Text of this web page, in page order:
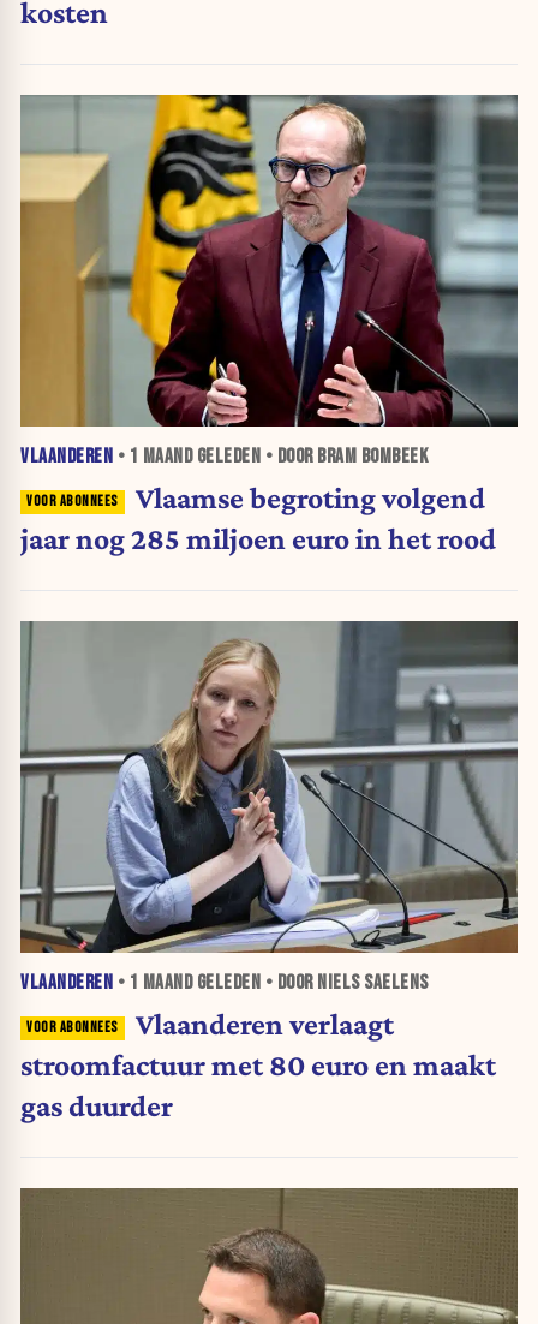
kosten
VLAANDEREN • 1 MAANDGELEDEN • DOOR BRAM BOMBEEK
Vlaamse begroting volgend
jaar nog 285 miljoen euro in het rood
VLAANDEREN • 1 MAANDGELEDEN • DOOR NIELS SAELENS
Vlaanderen verlaagt
stroomfactuur met 80 euro en maakt
gas duurder